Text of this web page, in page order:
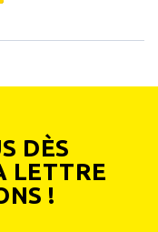
DÈS
LETTRE
!